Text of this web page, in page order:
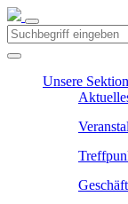
Unsere Sektion